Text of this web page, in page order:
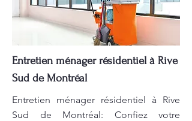
Entretien ménager résidentiel à Rive
Sud de Montréal
Entretien ménager résidentiel à Rive
Sud de Montréal: Confiez votre